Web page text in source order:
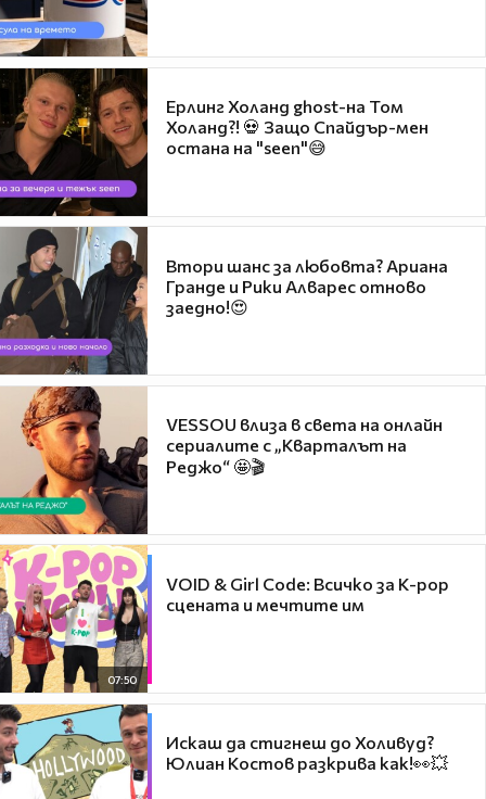
Ерлинг Холанд ghost-на Том
Холанд?! 💀 Защо Спайдър-мен
остана на "seen"😅
Втори шанс за любовта? Ариана
Гранде и Рики Алварес отново
заедно!😍
VESSOU влиза в света на онлайн
сериалите с „Кварталът на
Реджо“ 🤩🎬
07:50
VOID & Girl Code: Всичко за K-pop
сцената и мечтите им
Искаш да стигнеш до Холивуд?
Юлиан Костов разкрива как!👀💥